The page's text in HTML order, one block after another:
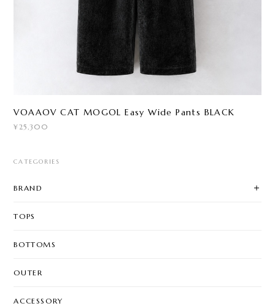
VOAAOV CAT MOGOL Easy Wide Pants BLACK
¥25,300
CATEGORIES
BRAND
TOPS
BOTTOMS
OUTER
ACCESSORY